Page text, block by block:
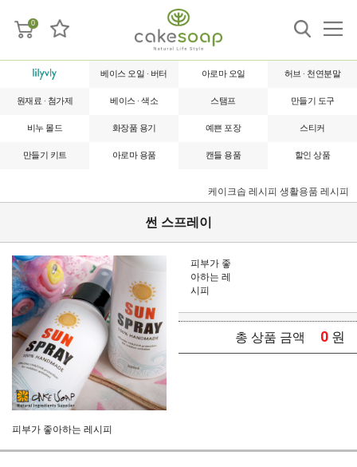
0
베이스 오일 · 버터 아로마 오일 허브 · 천연분말
원재료 · 첨가제 베이스 · 색소 스탬프 만들기 도구
비누 몰드 화장품 용기 예쁜 포장 스티커
만들기 키트 아로마 용품 캔들 용품 할인 상품
케이크솝 레시피 생활용품 레시피
썬 스프레이
피부가 좋아하는 레시피
피부가 좋
아하는 레
시피
총 상품 금액 0 원